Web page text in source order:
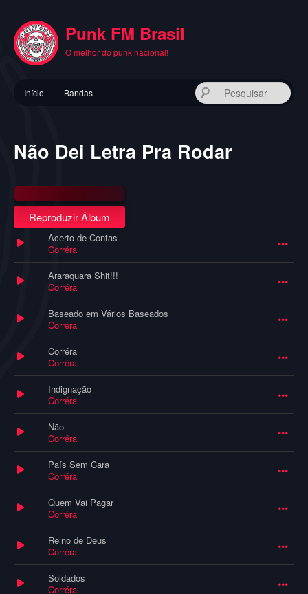
conteúdo
principal
Punk FM Brasil
O melhor do punk nacional!
principal
Início Bandas
Não Dei Letra Pra Rodar
Reproduzir Álbum
Acerto de Contas
Corréra
Araraquara Shit!!!
Corréra
Baseado em Vários Baseados
Corréra
Corréra
Corréra
Indignação
Corréra
Não
Corréra
País Sem Cara
Corréra
Quem Vai Pagar
Corréra
Reino de Deus
Corréra
Soldados
Corréra